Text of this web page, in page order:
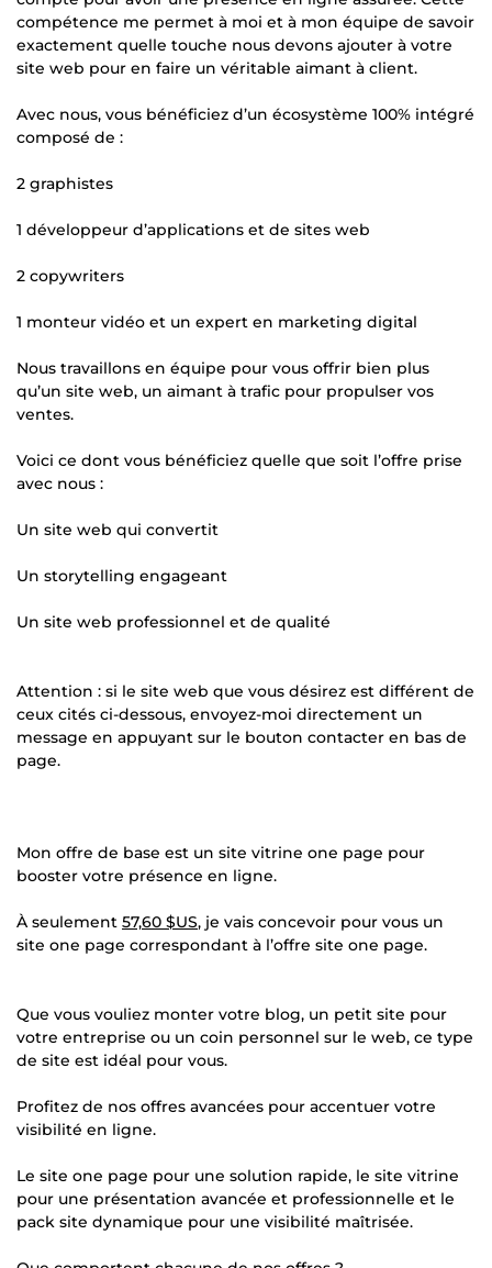
compétence me permet à moi et à mon équipe de savoir
exactement quelle touche nous devons ajouter à votre
site web pour en faire un véritable aimant à client.
Avec nous, vous bénéficiez d’un écosystème 100% intégré
composé de :
2 graphistes
1 développeur d’applications et de sites web
2 copywriters
1 monteur vidéo et un expert en marketing digital
Nous travaillons en équipe pour vous offrir bien plus
qu’un site web, un aimant à trafic pour propulser vos
ventes.
Voici ce dont vous bénéficiez quelle que soit l’offre prise
avec nous :
Un site web qui convertit
Un storytelling engageant
Un site web professionnel et de qualité
Attention : si le site web que vous désirez est différent de
ceux cités ci-dessous, envoyez-moi directement un
message en appuyant sur le bouton contacter en bas de
page.
Mon offre de base est un site vitrine one page pour
booster votre présence en ligne.
À seulement 57,60 $US, je vais concevoir pour vous un
site one page correspondant à l’offre site one page.
Que vous vouliez monter votre blog, un petit site pour
votre entreprise ou un coin personnel sur le web, ce type
de site est idéal pour vous.
Profitez de nos offres avancées pour accentuer votre
visibilité en ligne.
Le site one page pour une solution rapide, le site vitrine
pour une présentation avancée et professionnelle et le
pack site dynamique pour une visibilité maîtrisée.